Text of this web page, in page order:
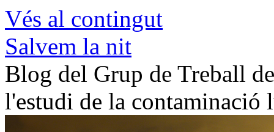
Vés al contingut
Salvem la nit
Blog del Grup de Treball
l'estudi de la contaminació